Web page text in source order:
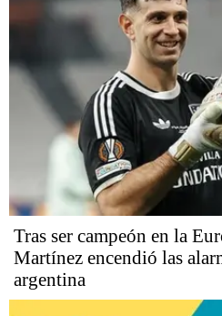
Tras ser campeón en la
Martínez encendió las
argentina